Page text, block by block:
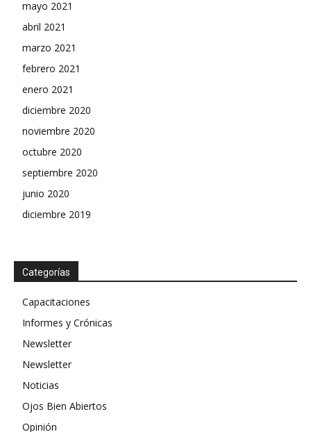
mayo 2021
abril 2021
marzo 2021
febrero 2021
enero 2021
diciembre 2020
noviembre 2020
octubre 2020
septiembre 2020
junio 2020
diciembre 2019
Categorías
Capacitaciones
Informes y Crónicas
Newsletter
Newsletter
Noticias
Ojos Bien Abiertos
Opinión